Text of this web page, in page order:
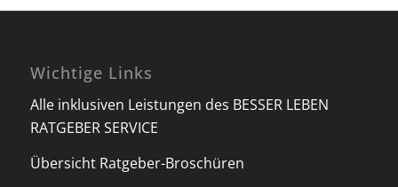
Wichtige Links
Alle inklusiven Leistungen des BESSER LEBEN
RATGEBER SERVICE
Übersicht Ratgeber-Broschüren